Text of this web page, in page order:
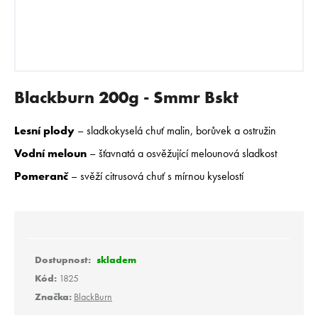
Blackburn 200g - Smmr Bskt
Lesní plody – sladkokyselá chuť malin, borůvek a ostružin
Vodní meloun – šťavnatá a osvěžující melounová sladkost
Pomeranč– svěží citrusová chuť s mírnou kyselostí
skladem
Kód: 1825
Značka: BlackBurn
T